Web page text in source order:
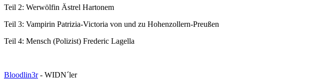
Teil 2: Werwölfin Ästrel Hartonem
Teil 3: Vampirin Patrizia-Victoria von und zu Hohenzollern-Preußen
Teil 4: Mensch (Polizist) Frederic Lagella
Bloodlin3r- WIDN´ler